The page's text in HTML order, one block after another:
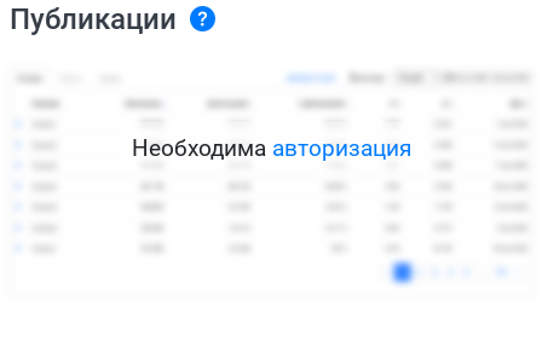
Публикации
Необходима авторизация